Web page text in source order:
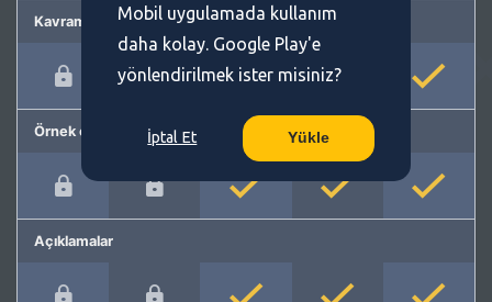
Kavram önerme
Örnek cümleler
Açıklamalar
Mobil uygulamada kullanım
daha kolay. Google Play'e
yönlendirilmek ister misiniz?
İptal Et Yükle